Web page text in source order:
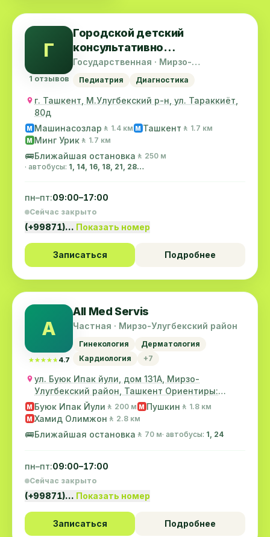
Г
1 отзывов
Городской детский
консультативно
диагностический центр
Государственная · Мирзо-
Педиатрия Диагностика
г. Ташкент, М.Улугбекский р-н, ул. Тараккиёт,
80д
M Машинасозлар 🚶 1.4 км M Ташкент 🚶 1.7 км
M Минг Урик 🚶 1.7 км
🚌Ближайшая остановка 🚶 250 м
· автобусы: 1, 14, 16, 18, 21, 28…
пн–пт:09:00–17:00
Сейчас закрыто
(+99871)… Показать номер
Записаться Подробнее
A
★★★★★
★★★★★ 4.7
All Med Servis
Частная · Мирзо-Улугбекский район
Гинекология
Дерматология
Кардиология
+7
ул. Буюк Ипак йули, дом 131А, Мирзо-
Улугбекский район, Ташкент Ориентиры:
магазин ковров "...
M Буюк Ипак Йули 🚶 200 м M Пушкин 🚶 1.8 км
M Хамид Олимжон 🚶 2.8 км
🚌Ближайшая остановка 🚶 70 м· автобусы: 1, 24
пн–пт:09:00–17:00
Сейчас закрыто
(+99871)… Показать номер
Записаться Подробнее